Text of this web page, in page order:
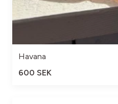
Havana
600 SEK